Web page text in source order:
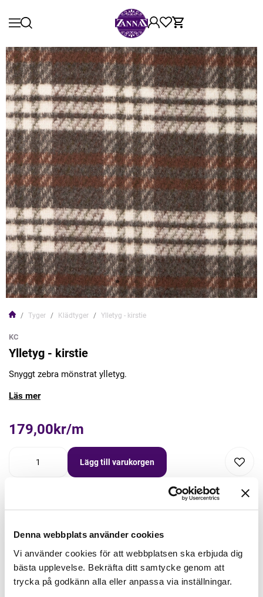
Denna webbplats använder cookies
Vi använder cookies för att webbplatsen ska erbjuda dig
bästa upplevelse. Bekräfta ditt samtycke genom att
trycka på godkänn alla eller anpassa via inställningar.
Tyger Klädtyger Ylletyg - kirstie
KC
Ylletyg - kirstie
Snyggt zebra mönstrat ylletyg.
Läs mer
179,00kr/m
Lägg till varukorgen
Lägg först önskad mängd i varukorgen,
Tråd matchande +45,00kr